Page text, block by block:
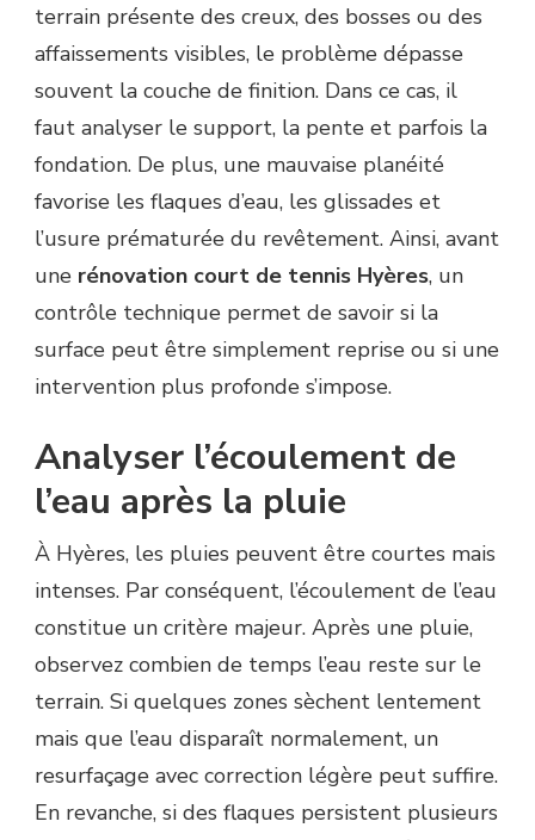
terrain présente des creux, des bosses ou des
affaissements visibles, le problème dépasse
souvent la couche de finition. Dans ce cas, il
faut analyser le support, la pente et parfois la
fondation. De plus, une mauvaise planéité
favorise les flaques d’eau, les glissades et
l’usure prématurée du revêtement. Ainsi, avant
une rénovation court de tennis Hyères, un
contrôle technique permet de savoir si la
surface peut être simplement reprise ou si une
intervention plus profonde s’impose.
Analyser l’écoulement de
l’eau après la pluie
À Hyères, les pluies peuvent être courtes mais
intenses. Par conséquent, l’écoulement de l’eau
constitue un critère majeur. Après une pluie,
observez combien de temps l’eau reste sur le
terrain. Si quelques zones sèchent lentement
mais que l’eau disparaît normalement, un
resurfaçage avec correction légère peut suffire.
En revanche, si des flaques persistent plusieurs